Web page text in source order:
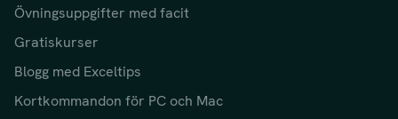
Övningsuppgifter med facit
Gratiskurser
Blogg med Exceltips
Kortkommandon för PC och Mac